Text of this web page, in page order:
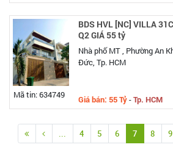
Mã tin: 634749
BDS HVL [NC] VILLA
Q2 GIÁ 55 tỷ
Nhà phố MT , Phường An
Đức, Tp. HCM
Giá bán: 55 Tỷ-Tp. HCM
... 4 5 6 7 8 9